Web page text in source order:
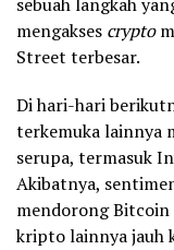
mengakses crypto
Street terbesar.
Di hari-hari
terkemuka lainnya
serupa, termasuk
Akibatnya,
mendorong Bitcoin
kripto lainnya jauh